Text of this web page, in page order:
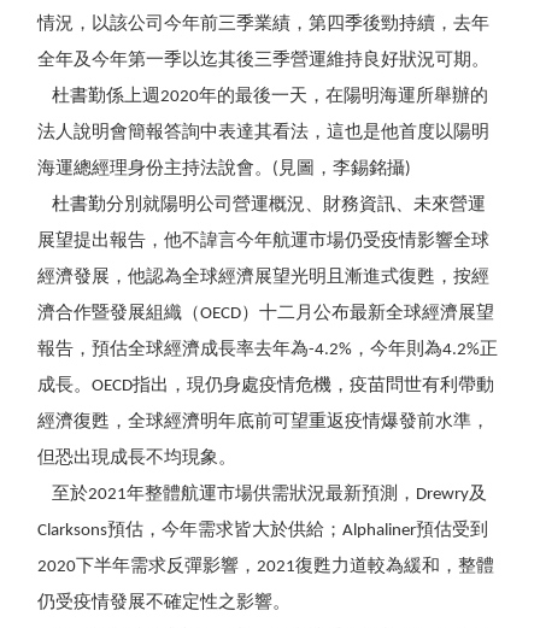
情況，以該公司今年前三季業績，第四季後勁持續，去年
全年及今年第一季以迄其後三季營運維持良好狀況可期。
杜書勤係上週2020年的最後一天，在陽明海運所舉辦的
法人說明會簡報答詢中表達其看法，這也是他首度以陽明
海運總經理身份主持法說會。(見圖，李錫銘攝)
杜書勤分別就陽明公司營運概況、財務資訊、未來營運
展望提出報告，他不諱言今年航運市場仍受疫情影響全球
經濟發展，他認為全球經濟展望光明且漸進式復甦，按經
濟合作暨發展組織（OECD）十二月公布最新全球經濟展望
報告，預估全球經濟成長率去年為-4.2%，今年則為4.2%正
成長。OECD指出，現仍身處疫情危機，疫苗問世有利帶動
經濟復甦，全球經濟明年底前可望重返疫情爆發前水準，
但恐出現成長不均現象。
至於2021年整體航運市場供需狀況最新預測，Drewry及
Clarksons預估，今年需求皆大於供給；Alphaliner預估受到
2020下半年需求反彈影響，2021復甦力道較為緩和，整體
仍受疫情發展不確定性之影響。